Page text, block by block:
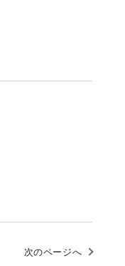
次のページへ